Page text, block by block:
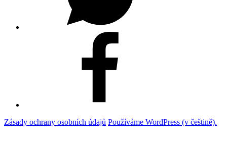
Zásady ochrany osobních údajů Používáme WordPress (v češtině).